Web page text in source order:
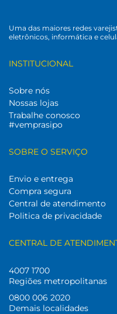
Uma das maiores redes
eletrônicos, informática e
INSTITUCIONAL
Sobre nós
Nossas lojas
Trabalhe conosco
#vemprasipo
SOBRE O SERVIÇO
Envio e entrega
Compra segura
Central de atendimento
Politica de privacidade
CENTRAL DE
4007 1700
Regiões metropolitanas
0800 006 2020
Demais localidades